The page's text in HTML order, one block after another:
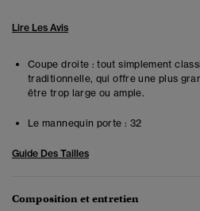
Lire Les Avis
Coupe droite : tout simplement
traditionnelle, qui offre une plus
être trop large ou ample.
Le mannequin porte : 32
Guide Des Tailles
Composition et entretien